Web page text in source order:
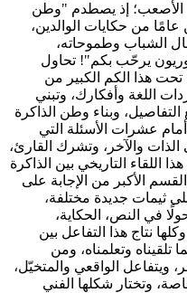
الأصعب؛ إذ يصطدم "وطن
من حكايات الوالدين،
الشباب وطموحاته،
يرحّب بكم"! تحاول
تحت هذا الكم الكبير من
اللغة وأفكارك، وتبني
وبناء وطن الذاكرة
عشرات الأسئلة التي
والآخر، وتشرك القارئ،
اللقاء التاريخي بين الذاكرة
الأكبر من الإجابة على
ثيمات جديدة مختلفة،
في النص، الحكاية،
نتاج هذا التفاعل بين
وتعلمناه، ومن
ويتفاعل الواقعي والمتخيّل،
وتختار شكلها الفني